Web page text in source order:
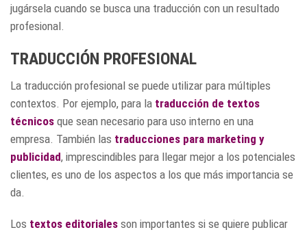
jugársela cuando se busca una traducción con un resultado
profesional.
TRADUCCIÓN PROFESIONAL
La traducción profesional se puede utilizar para múltiples
contextos. Por ejemplo, para la traducción de textos
técnicos que sean necesario para uso interno en una
empresa. También las traducciones para marketing y
publicidad, imprescindibles para llegar mejor a los potenciales
clientes, es uno de los aspectos a los que más importancia se
da.
Los textos editoriales son importantes si se quiere publicar